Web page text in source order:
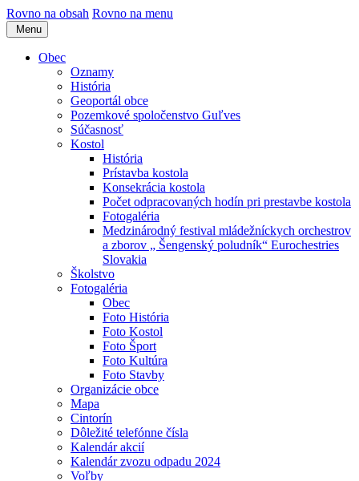
Rovno na obsah Rovno na menu
Menu
Obec
Oznamy
História
Geoportál obce
Pozemkové spoločenstvo Guľves
Súčasnosť
Kostol
História
Prístavba kostola
Konsekrácia kostola
Počet odpracovaných hodín pri prestavbe kostola
Fotogaléria
Medzinárodný festival mládežníckych orchestrov
a zborov „ Šengenský poludník“ Eurochestries
Slovakia
Školstvo
Fotogaléria
Obec
Foto História
Foto Kostol
Foto Šport
Foto Kultúra
Foto Stavby
Organizácie obce
Mapa
Cintorín
Dôležité telefónne čísla
Kalendár akcií
Kalendár zvozu odpadu 2024
Voľby